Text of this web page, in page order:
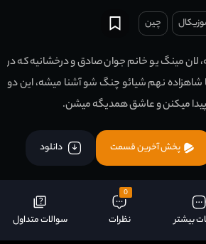
چين
لان مینگ یو خانم جوان صادق و درخشانیه که در
شاهزاده نهم شیائو چنگ شو آشنا میشه، این دو
میکنن و عاشق همدیگه میشن.
پخش آخرین قسمت دانلود
بیشتر
0
نظرات سوالات متداول